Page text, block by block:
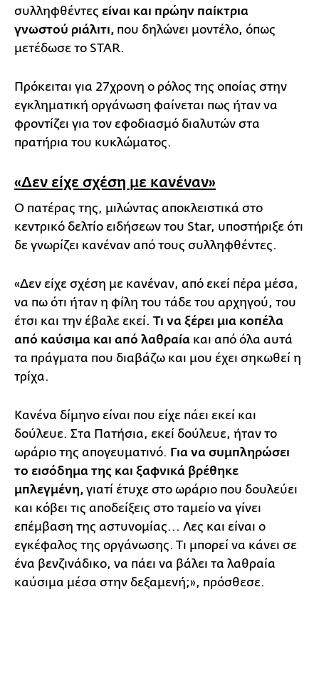
συλληφθέντες είναι και πρώην παίκτρια
γνωστού ριάλιτι, που δηλώνει μοντέλο, όπως
μετέδωσε το STAR.
Πρόκειται για 27χρονη o ρόλος της οποίας στην
εγκληματική οργάνωση φαίνεται πως ήταν να
φροντίζει για τον εφοδιασμό διαλυτών στα
πρατήρια του κυκλώματος.
«Δεν είχε σχέση με κανέναν»
Ο πατέρας της, μιλώντας αποκλειστικά στο
κεντρικό δελτίο ειδήσεων του Star, υποστήριξε ότι
δε γνωρίζει κανέναν από τους συλληφθέντες.
«Δεν είχε σχέση με κανέναν, από εκεί πέρα μέσα,
να πω ότι ήταν η φίλη του τάδε του αρχηγού, του
έτσι και την έβαλε εκεί. Τι να ξέρει μια κοπέλα
από καύσιμα και από λαθραία και από όλα αυτά
τα πράγματα που διαβάζω και μου έχει σηκωθεί η
τρίχα.
Κανένα δίμηνο είναι που είχε πάει εκεί και
δούλευε. Στα Πατήσια, εκεί δούλευε, ήταν το
ωράριο της απογευματινό. Για να συμπληρώσει
το εισόδημα της και ξαφνικά βρέθηκε
μπλεγμένη, γιατί έτυχε στο ωράριο που δουλεύει
και κόβει τις αποδείξεις στο ταμείο να γίνει
επέμβαση της αστυνομίας... Λες και είναι ο
εγκέφαλος της οργάνωσης. Τι μπορεί να κάνει σε
ένα βενζινάδικο, να πάει να βάλει τα λαθραία
καύσιμα μέσα στην δεξαμενή;», πρόσθεσε.